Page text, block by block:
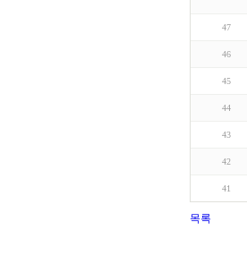
47
46
45
44
43
42
41
목록